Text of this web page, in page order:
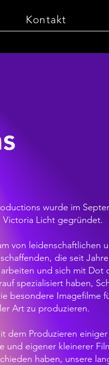
Kontakt
wurde im
Victoria Licht gegründet.
von leidenschaftlichen
die seit
und sich mit Dot
spezialisiert haben,
besondere Imagefilme
Art zu produzieren.
dem Produzieren einiger
und eigener kleinerer
haben, unsere